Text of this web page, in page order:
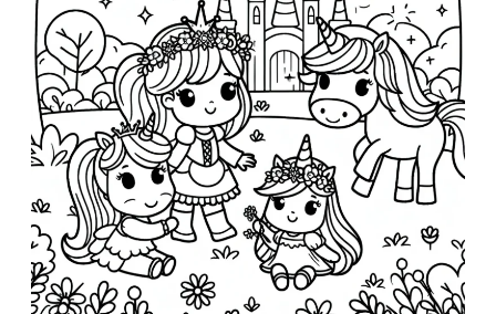
c
a
t
i
o
n